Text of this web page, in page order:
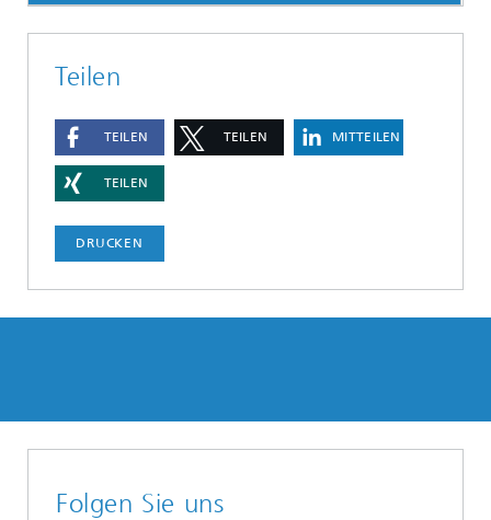
Teilen
TEILEN TEILEN MITTEILEN
TEILEN
DRUCKEN
Folgen Sie uns